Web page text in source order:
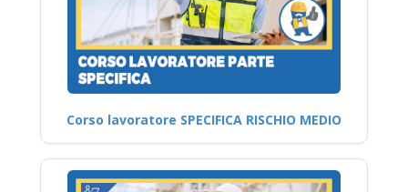
Corso lavoratore SPECIFICA RISCHIO MEDIO